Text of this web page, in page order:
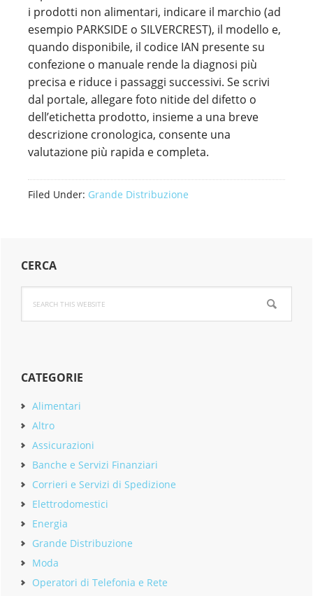
i prodotti non alimentari, indicare il marchio (ad
esempio PARKSIDE o SILVERCREST), il modello e,
quando disponibile, il codice IAN presente su
confezione o manuale rende la diagnosi più
precisa e riduce i passaggi successivi. Se scrivi
dal portale, allegare foto nitide del difetto o
dell’etichetta prodotto, insieme a una breve
descrizione cronologica, consente una
valutazione più rapida e completa.
Filed Under: Grande Distribuzione
Primary
Sidebar
CERCA
this
website
CATEGORIE
Alimentari
Altro
Assicurazioni
Banche e Servizi Finanziari
Corrieri e Servizi di Spedizione
Elettrodomestici
Energia
Grande Distribuzione
Moda
Operatori di Telefonia e Rete